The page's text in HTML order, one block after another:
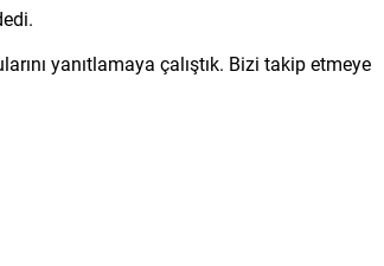
yanıtlamaya çalıştık. Bizi takip etmeye